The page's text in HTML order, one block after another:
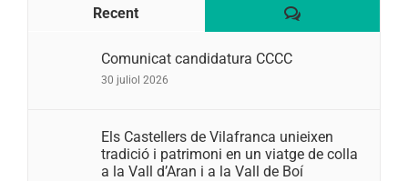
Recent Comentaris
Comunicat candidatura CCCC
30 juliol 2026
Els Castellers de Vilafranca unieixen
tradició i patrimoni en un viatge de colla
a la Vall d’Aran i a la Vall de Boí